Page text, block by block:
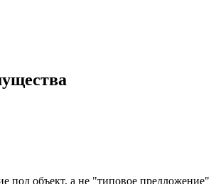
под объект, а не "типовое предложение"